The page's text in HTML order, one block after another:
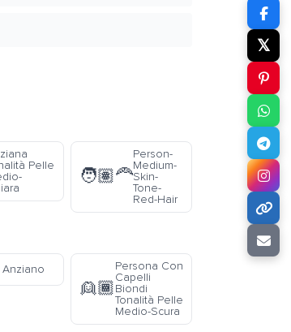
Pelle
🧑🏽‍🦰
Person-
Medium-
Skin-
Tone-
Red-Hair
👱🏾
Persona Con
Capelli
Biondi
Tonalità Pelle
Medio-Scura
𝕏